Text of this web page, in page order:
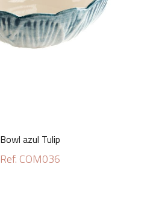
Bowl azul Tulip
Ref. COM036